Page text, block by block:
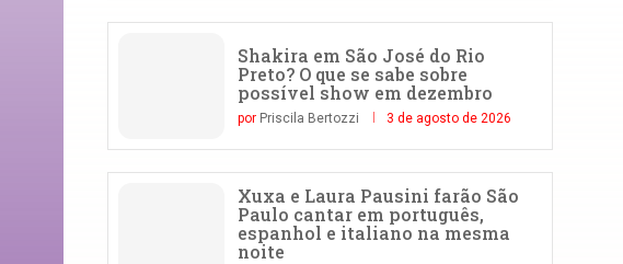
Shakira em São José do Rio
Preto? O que se sabe sobre
possível show em dezembro
por Priscila Bertozzi 3 de agosto de 2026
Xuxa e Laura Pausini farão São
Paulo cantar em português,
espanhol e italiano na mesma
noite